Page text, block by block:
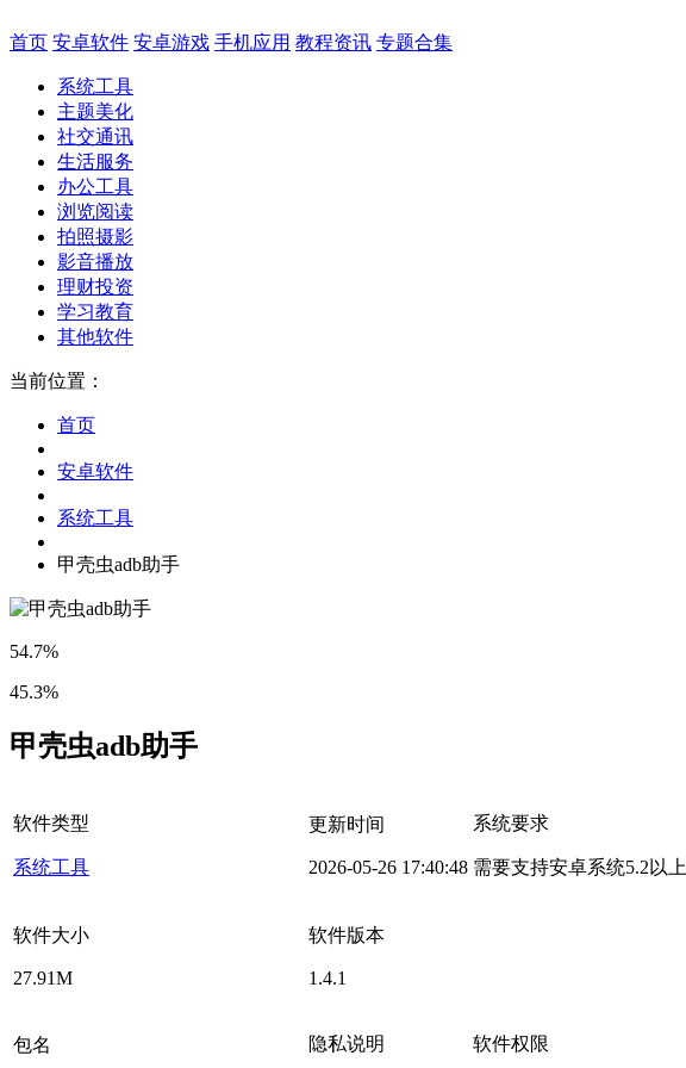
首页 安卓软件 安卓游戏 手机应用 教程资讯 专题合集
系统工具
主题美化
社交通讯
生活服务
办公工具
浏览阅读
拍照摄影
影音播放
理财投资
学习教育
其他软件
当前位置：
首页
安卓软件
系统工具
甲壳虫adb助手
54.7%
45.3%
甲壳虫adb助手
软件类型
系统工具
更新时间
2026-05-26 17:40:48
系统要求
需要支持安卓系统5.2以上
软件大小
27.91M
软件版本
1.4.1
包名 隐私说明 软件权限